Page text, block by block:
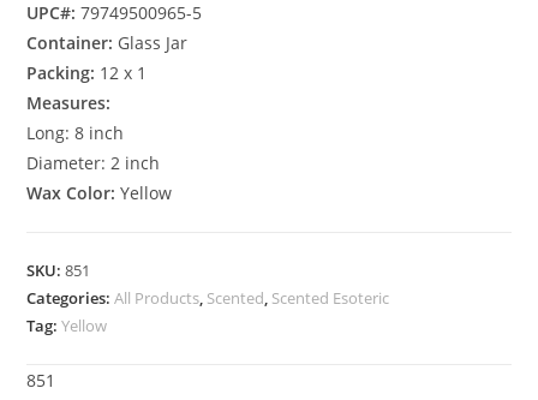
UPC#: 79749500965-5
Container: Glass Jar
Packing: 12 x 1
Measures:
Long: 8 inch
Diameter: 2 inch
Wax Color: Yellow
SKU:851
Categories:All Products, Scented, Scented Esoteric
Tag:Yellow
851